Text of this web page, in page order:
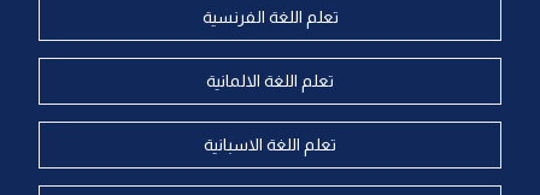
تعلم اللغة الفرنسية
تعلم اللغة الالمانية
تعلم اللغة الاسبانية